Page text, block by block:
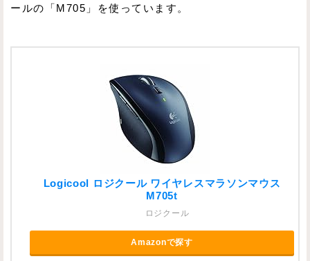
ールの「M705」を使っています。
Logicool ロジクール ワイヤレスマラソンマウス
M705t
ロジクール
Amazonで探す